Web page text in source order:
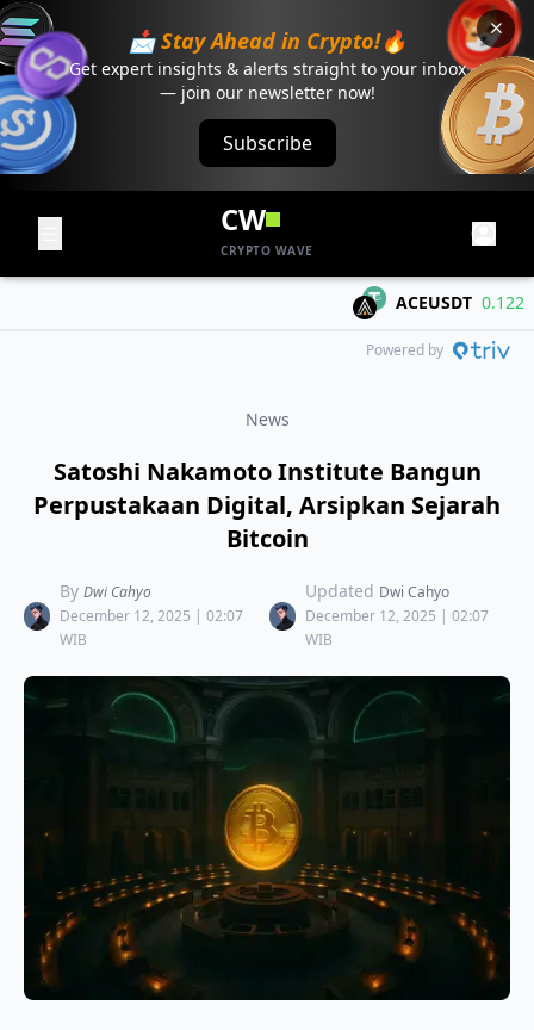
📩 Stay Ahead in Crypto!🔥
Get expert insights & alerts straight to your inbox
— join our newsletter now!
Subscribe
CW
CRYPTO WAVE
ACEUSDT 0.122
Powered by
News
Satoshi Nakamoto Institute Bangun
Perpustakaan Digital, Arsipkan Sejarah
Bitcoin
By Dwi Cahyo
December 12, 2025 | 02:07
WIB
Updated Dwi Cahyo
December 12, 2025 | 02:07
WIB